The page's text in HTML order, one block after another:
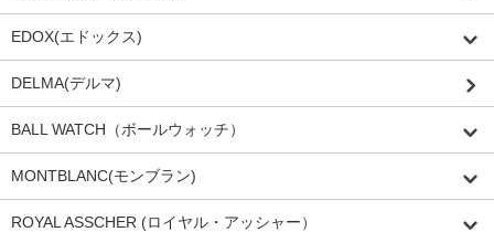
EDOX(エドックス)
DELMA(デルマ)
BALL WATCH（ボールウォッチ）
MONTBLANC(モンブラン)
ROYAL ASSCHER (ロイヤル・アッシャー）